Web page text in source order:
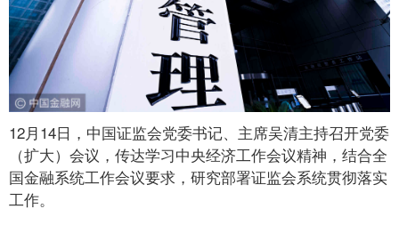
12月14日，中国证监会党委书记、主席吴清主持召开党委
（扩大）会议，传达学习中央经济工作会议精神，结合全
国金融系统工作会议要求，研究部署证监会系统贯彻落实
工作。